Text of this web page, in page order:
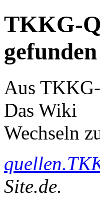
TKKG-
gefunden
Aus
Das Wiki
Wechseln
Site.de.